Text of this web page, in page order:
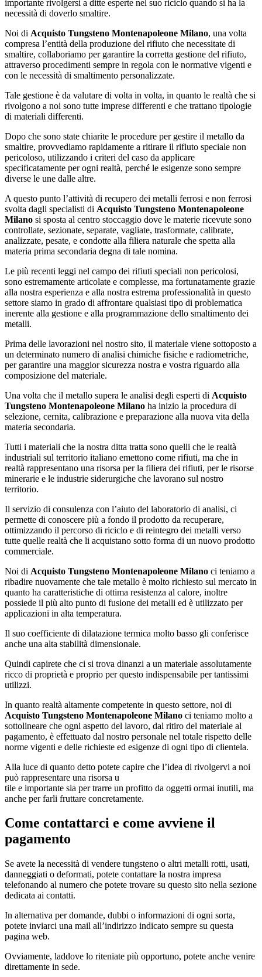
importante rivolgersi a ditte esperte nel suo riciclo quando si ha la
necessità di doverlo smaltire.
Noi di Acquisto Tungsteno Montenapoleone Milano, una volta
compresa l’entità della produzione del rifiuto che necessitate di
smaltire, collaboriamo per garantire la corretta gestione del rifiuto,
attraverso procedimenti sempre in regola con le normative vigenti e
con le necessità di smaltimento personalizzate.
Tale gestione è da valutare di volta in volta, in quanto le realtà che si
rivolgono a noi sono tutte imprese differenti e che trattano tipologie
di materiali differenti.
Dopo che sono state chiarite le procedure per gestire il metallo da
smaltire, provvediamo rapidamente a ritirare il rifiuto speciale non
pericoloso, utilizzando i criteri del caso da applicare
specificatamente per ogni realtà, perché le esigenze sono sempre
diverse le une dalle altre.
A questo punto l’attività di recupero dei metalli ferrosi e non ferrosi
svolta dagli specialisti di Acquisto Tungsteno Montenapoleone
Milano si sposta al centro stoccaggio dove le materie ricevute sono
controllate, sezionate, separate, vagliate, trasformate, calibrate,
analizzate, pesate, e condotte alla filiera naturale che spetta alla
materia prima secondaria degna di tale nomina.
Le più recenti leggi nel campo dei rifiuti speciali non pericolosi,
sono estremamente articolate e complesse, ma fortunatamente grazie
alla nostra esperienza e alla nostra estrema professionalità in questo
settore siamo in grado di affrontare qualsiasi tipo di problematica
inerente alla gestione e alla programmazione dello smaltimento dei
metalli.
Prima delle lavorazioni nel nostro sito, il materiale viene sottoposto a
un determinato numero di analisi chimiche fisiche e radiometriche,
per garantire una maggior sicurezza nostra e vostra riguardo alla
composizione del materiale.
Una volta che il metallo supera le analisi degli esperti di Acquisto
Tungsteno Montenapoleone Milano ha inizio la procedura di
selezione, cernita, calibrazione e preparazione alla nuova vita della
materia secondaria.
Tutti i materiali che la nostra ditta tratta sono quelli che le realtà
industriali sul territorio italiano emettono come rifiuti, ma che in
realtà rappresentano una risorsa per la filiera dei rifiuti, per le risorse
minerarie e le industrie siderurgiche che lavorano sul nostro
territorio.
Il servizio di consulenza con l’aiuto del laboratorio di analisi, ci
permette di conoscere più a fondo il prodotto da recuperare,
ottimizzando il percorso di riciclo e di reintegro dei metalli verso
tutte quelle realtà che li acquistano sotto forma di un nuovo prodotto
commerciale.
Noi di Acquisto Tungsteno Montenapoleone Milano ci teniamo a
ribadire nuovamente che tale metallo è molto richiesto sul mercato in
quanto ha caratteristiche di ottima resistenza al calore, inoltre
possiede il più alto punto di fusione dei metalli ed è utilizzato per
applicazioni in alta temperatura.
Il suo coefficiente di dilatazione termica molto basso gli conferisce
anche una alta stabilità dimensionale.
Quindi capirete che ci si trova dinanzi a un materiale assolutamente
ricco di proprietà e proprio per questo indispensabile per tantissimi
utilizzi.
In quanto realtà altamente competente in questo settore, noi di
Acquisto Tungsteno Montenapoleone Milano ci teniamo molto a
sottolineare che ogni aspetto del lavoro, dal ritiro del materiale al
pagamento, è effettuato dal nostro personale nel totale rispetto delle
norme vigenti e delle richieste ed esigenze di ogni tipo di clientela.
Alla luce di quanto detto potete capire che l’idea di rivolgervi a noi
può rappresentare una risorsa u
tile e importante sia per trarre un profitto da oggetti ormai inutili, ma
anche per farli fruttare concretamente.
Come contattarci e come avviene il
pagamento
Se avete la necessità di vendere tungsteno o altri metalli rotti, usati,
danneggiati o deformati, potete contattare la nostra impresa
telefonando al numero che potete trovare su questo sito nella sezione
dedicata ai contatti.
In alternativa per domande, dubbi o informazioni di ogni sorta,
potete inviarci una mail all’indirizzo indicato sempre su questa
pagina web.
Ovviamente, laddove lo riteniate più opportuno, potete anche venire
direttamente in sede.